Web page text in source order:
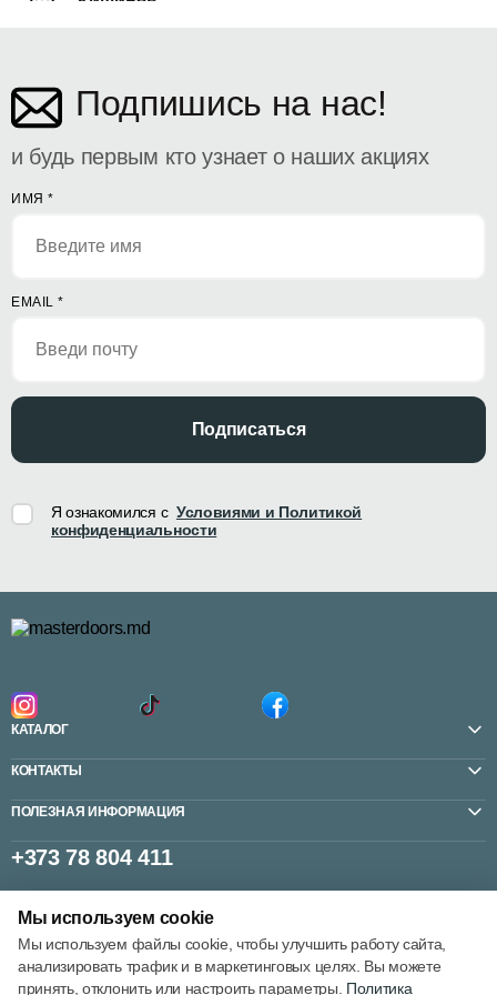
Подпишись на нас!
и будь первым кто узнает о наших акциях
ИМЯ *
EMAIL *
Подписаться
Я ознакомился с Условиями и Политикой
конфиденциальности
КАТАЛОГ
КОНТАКТЫ
ПОЛЕЗНАЯ ИНФОРМАЦИЯ
+373 78 804 411
Настройки cookie
Политика использования cookie
Мы используем cookie
Мы используем файлы cookie, чтобы улучшить работу сайта,
анализировать трафик и в маркетинговых целях. Вы можете
принять, отклонить или настроить параметры. Политика